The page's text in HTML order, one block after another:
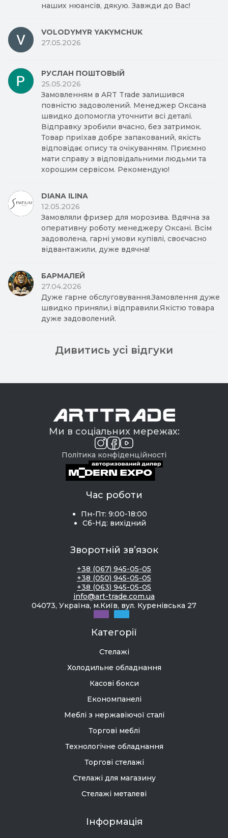
наших нюансів, дякую. Завжди до Вас!
VOLODYMYR YAKYMCHUK
27.05.2026
РУСЛАН ПОШТОВЫЙ
25.05.2026
Замовленням в ART Trade залишився
повністю задоволений. Менеджер Оксана
швидко допомогла уточнити всі деталі.
Відправку зробили вчасно, без затримок.
Товар приїхав добре запакований, якість
відповідає опису та очікуванням. Приємно
мати справу з відповідальними людьми та
хорошим сервісом. Рекомендую!
DIANA ILINA
12.05.2026
Замовляли фризер для морозива. Вдячна за
оперативну роботу менеджеру Оксані. Всім
задоволена, гарні умови купівлі, своєчасно
відвантажили, дуже вдячна!
БАРМАЛЕЙ
27.04.2026
Дуже гарне обслуговування.Замовлення дуже
швидко приняли,і відправили.Якістю товара
дуже задоволений.
Дивитись усі відгуки
Ми в соціальних мережах:
Політика конфіденційності
Час роботи
Пн-Пт: 9:00-18:00
Сб-Нд: вихідний
Зворотній зв’язок
+38 (067) 945-05-05
+38 (050) 945-05-05
+38 (063) 945-05-05
info@art-trade.com.ua
04073, Україна, м.Київ, вул. Куренівська 27
Категорії
Стелажі
Холодильне обладнання
Касові бокси
Економпанелі
Меблі з нержавіючої сталі
Торгові меблі
Технологічне обладнання
Торгові стелажі
Стелажі для магазину
Стелажі металеві
Інформація